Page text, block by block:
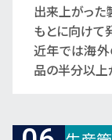
出来上がった
もとに向けて
近年では海
品の半分以上